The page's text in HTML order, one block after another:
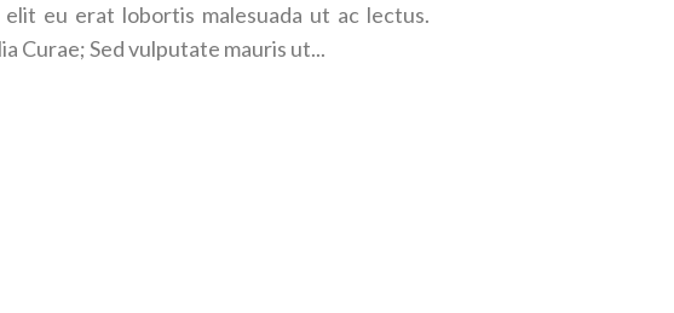
eu erat lobortis malesuada ut ac lectus.
Curae; Sed vulputate mauris ut...